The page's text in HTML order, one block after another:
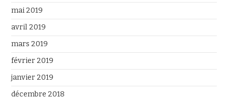
mai 2019
avril 2019
mars 2019
février 2019
janvier 2019
décembre 2018